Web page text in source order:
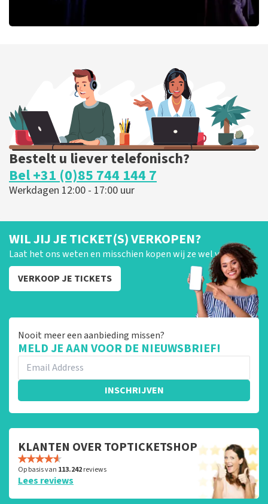
BESTEL NU
Bestelt u liever telefonisch?
Bel +31 (0)85 744 144 7
Werkdagen 12:00 - 17:00 uur
WIL JIJ JE TICKET(S) VERKOPEN?
Laat het ons weten en misschien kopen wij ze wel van je!
VERKOOP JE TICKETS
Nooit meer een aanbieding missen?
MELD JE AAN VOOR DE NIEUWSBRIEF!
INSCHRIJVEN
KLANTEN OVER TOPTICKETSHOP
Op basis van 113.242reviews
Lees reviews